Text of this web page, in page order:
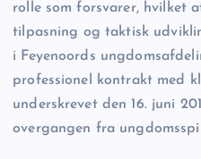
rolle som forsvarer, hvilket
tilpasning og taktisk
i Feyenoords
professionel kontrakt med
underskrevet den 16. juni
overgangen fra